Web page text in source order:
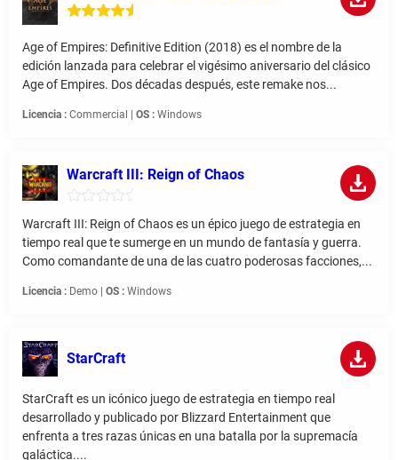
Age of Empires: Definitive Edition (2018) es el nombre de la
edición lanzada para celebrar el vigésimo aniversario del clásico
Age of Empires. Dos décadas después, este remake nos...
Licencia : Commercial | OS : Windows
Warcraft III: Reign of Chaos
Warcraft III: Reign of Chaos es un épico juego de estrategia en
tiempo real que te sumerge en un mundo de fantasía y guerra.
Como comandante de una de las cuatro poderosas facciones,...
Licencia : Demo | OS : Windows
StarCraft
StarCraft es un icónico juego de estrategia en tiempo real
desarrollado y publicado por Blizzard Entertainment que
enfrenta a tres razas únicas en una batalla por la supremacía
galáctica....